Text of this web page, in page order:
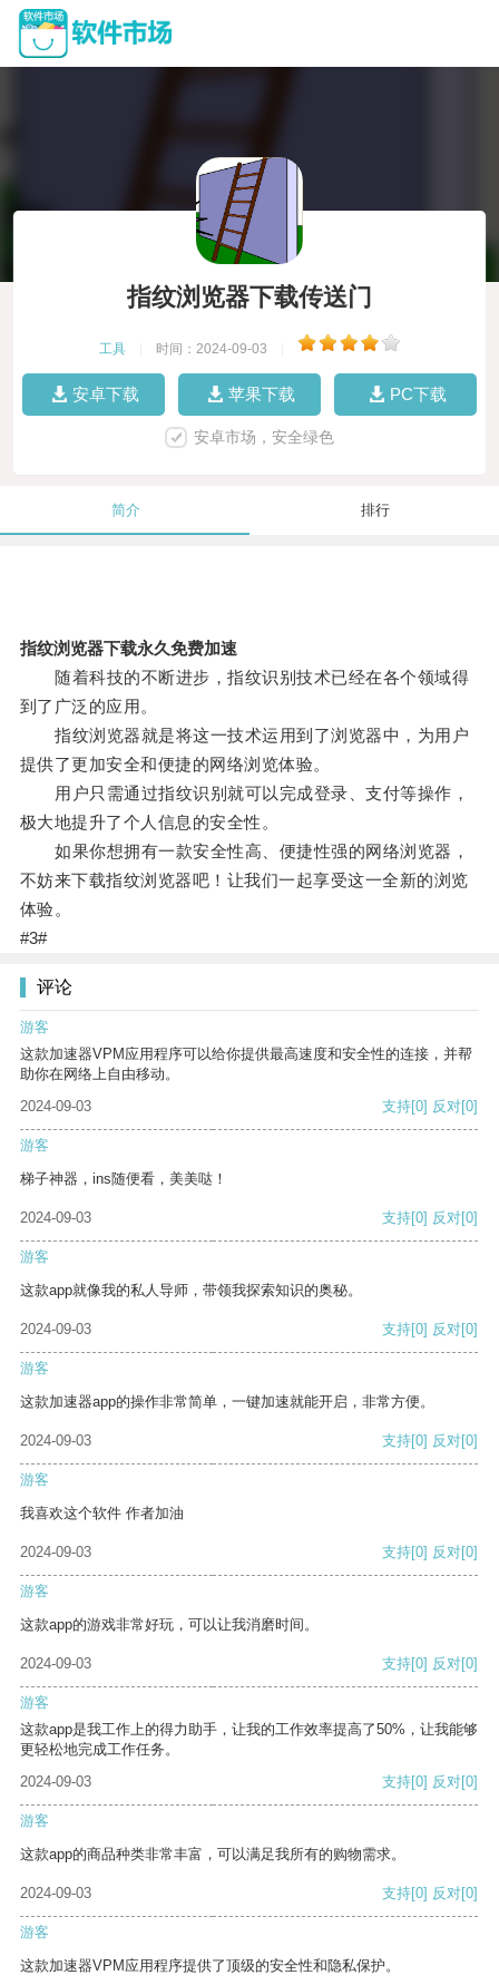
指纹浏览器下载传送门
工具 时间：2024-09-03
安卓下载 苹果下载 PC下载
安卓市场，安全绿色
简介 排行
指纹浏览器下载永久免费加速
随着科技的不断进步，指纹识别技术已经在各个领域得
到了广泛的应用。
指纹浏览器就是将这一技术运用到了浏览器中，为用户
提供了更加安全和便捷的网络浏览体验。
用户只需通过指纹识别就可以完成登录、支付等操作，
极大地提升了个人信息的安全性。
如果你想拥有一款安全性高、便捷性强的网络浏览器，
不妨来下载指纹浏览器吧！让我们一起享受这一全新的浏览
体验。
#3#
评论
游客
这款加速器VPM应用程序可以给你提供最高速度和安全性的连接，并帮
助你在网络上自由移动。
2024-09-03
支持[0] 反对[0]
游客
梯子神器，ins随便看，美美哒！
2024-09-03 支持[0] 反对[0]
游客
这款app就像我的私人导师，带领我探索知识的奥秘。
2024-09-03 支持[0] 反对[0]
游客
这款加速器app的操作非常简单，一键加速就能开启，非常方便。
2024-09-03 支持[0] 反对[0]
游客
我喜欢这个软件 作者加油
2024-09-03 支持[0] 反对[0]
游客
这款app的游戏非常好玩，可以让我消磨时间。
2024-09-03 支持[0] 反对[0]
游客
这款app是我工作上的得力助手，让我的工作效率提高了50%，让我能够
更轻松地完成工作任务。
2024-09-03
支持[0] 反对[0]
游客
这款app的商品种类非常丰富，可以满足我所有的购物需求。
2024-09-03 支持[0] 反对[0]
游客
这款加速器VPM应用程序提供了顶级的安全性和隐私保护。